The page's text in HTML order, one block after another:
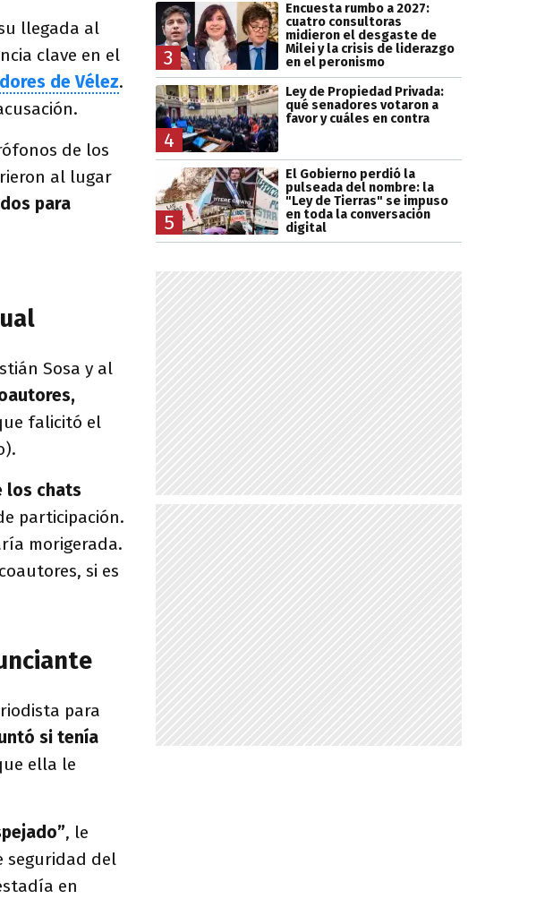
llegada al
clave en el
de Vélez.
de los
al lugar
para
Sosa y al
falicitó el
los chats
participación.
morigerada.
si es
para
si tenía
ella le
, le
seguridad del
en
3
Encuesta rumbo a 2027:
cuatro consultoras
midieron el desgaste de
Milei y la crisis de liderazgo
en el peronismo
4
Ley de Propiedad Privada:
qué senadores votaron a
favor y cuáles en contra
5
El Gobierno perdió la
pulseada del nombre: la
"Ley de Tierras" se impuso
en toda la conversación
digital